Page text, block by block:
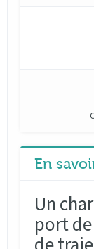
En
Un
port
de